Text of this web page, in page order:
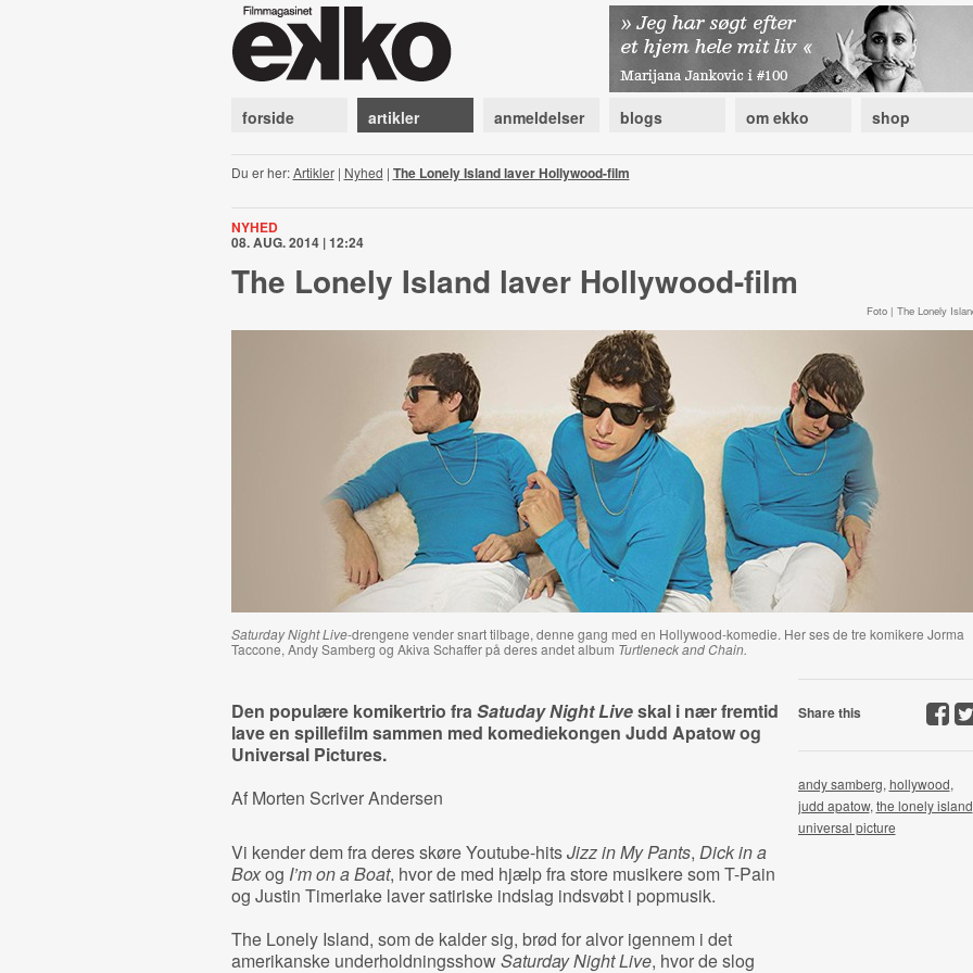
forside artikler anmeldelser blogs om ekko shop
Du er her:Artikler| Nyhed | The Lonely Island laver Hollywood-film
NYHED
08. AUG. 2014 | 12:24
The Lonely Island laver Hollywood-film
Foto | The Lonely
Saturday Night Live-drengene vender snart tilbage, denne gang med en Hollywood-komedie. Her ses de tre komikere Jorma
Taccone, Andy Samberg og Akiva Schaffer på deres andet album Turtleneck and Chain.
Den populære komikertrio fraSatuday Night Liveskal i nær fremtid
lave en spillefilm sammen med komediekongen Judd Apatow og
Universal Pictures.
Af Morten Scriver Andersen
Vi kender dem fra deres skøre Youtube-hitsJizz in My Pants, Dick in a
Boxog I’m on a Boat, hvor de med hjælp fra store musikere som T-Pain
og Justin Timerlake laver satiriske indslag indsvøbt i popmusik.
The Lonely Island, som de kalder sig, brød for alvor igennem i det
amerikanske underholdningsshowSaturday Night Live, hvor de slog
Share this
andy samberg, hollywood,
judd apatow, the lonely island
universal picture